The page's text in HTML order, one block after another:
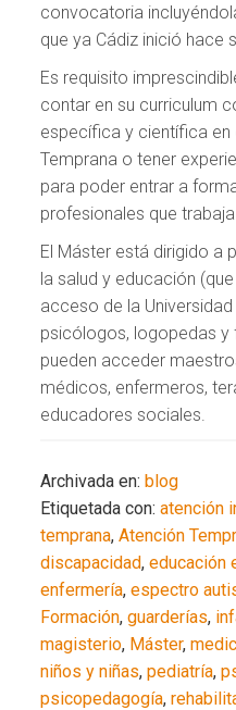
convocatoria
que ya Cádiz inició hace
Es requisito
contar en su curriculum
específica y científica
Temprana o tener
para poder entrar a
profesionales que
El Máster está dirigido a
la salud y educación
acceso de la
psicólogos, logopedas y
pueden acceder
médicos, enfermeros,
educadores sociales.
Archivada en:blog
Etiquetada con:atención
temprana,Atención
discapacidad,educación
enfermería,espectro
Formación,guarderías,
magisterio, Máster,
niños y niñas,pediatría,
psicopedagogía,